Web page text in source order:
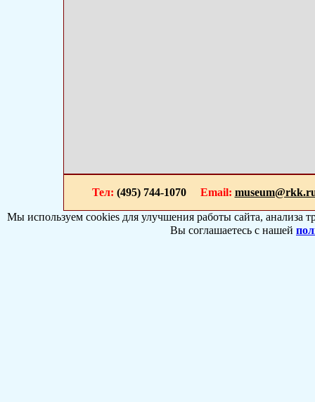
Тел: (495) 744-1070 Email:
Мы используем cookies для улучшения работы сайта, анализа
Вы соглашаетесь с нашей